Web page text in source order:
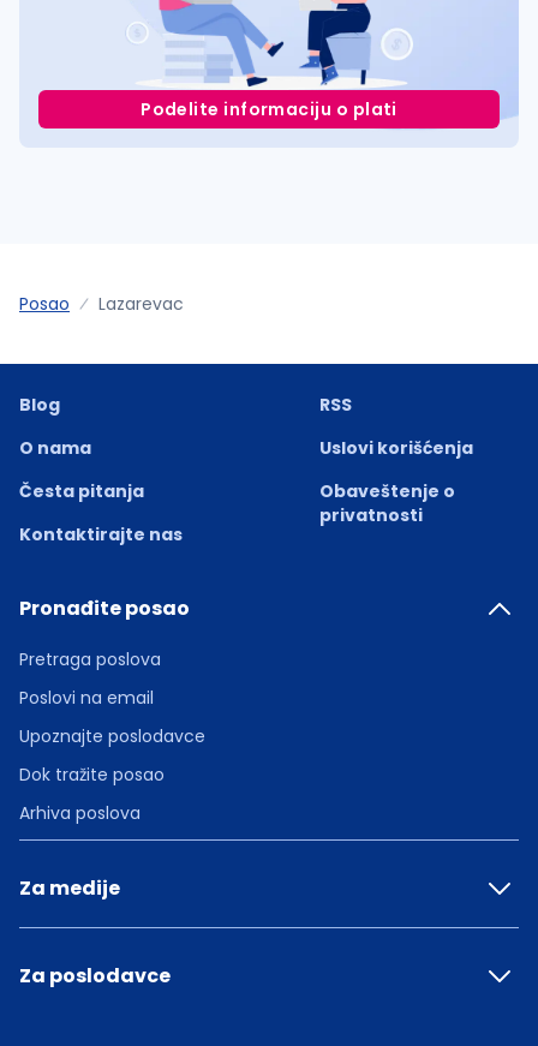
Podelite informaciju o plati
Posao Lazarevac
Blog
O nama
Česta pitanja
Kontaktirajte nas
RSS
Uslovi korišćenja
Obaveštenje o
privatnosti
Pronađite posao
Pretraga poslova
Poslovi na email
Upoznajte poslodavce
Dok tražite posao
Arhiva poslova
Za medije
Za poslodavce